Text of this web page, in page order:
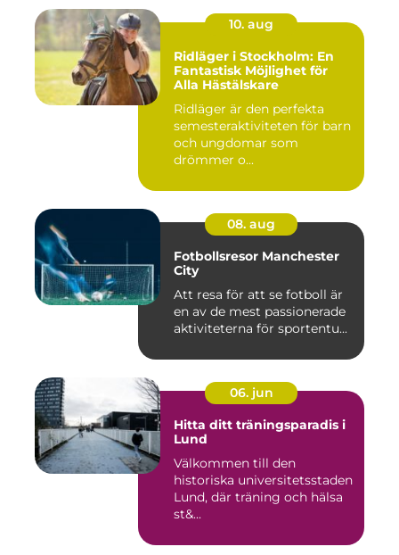
10. aug
Ridläger i Stockholm: En
Fantastisk Möjlighet för
Alla Hästälskare
Ridläger är den perfekta
semesteraktiviteten för barn
och ungdomar som
drömmer o...
08. aug
Fotbollsresor Manchester
City
Att resa för att se fotboll är
en av de mest passionerade
aktiviteterna för sportentu...
06. jun
Hitta ditt träningsparadis i
Lund
Välkommen till den
historiska universitetsstaden
Lund, där träning och hälsa
st&...